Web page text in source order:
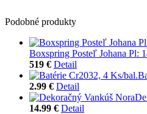
Podobné produkty
Boxspring Posteľ Johana Pl:
519 € Detail
2.99 € Detail
14.99 € Detail